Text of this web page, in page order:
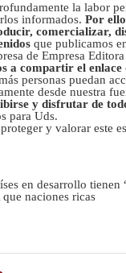
la labor
informados. Por
comercializar,
que publicamos
de Empresa
a compartir el enlace
personas puedan
desde nuestra
y disfrutar de
para Uds.
y valorar este
en desarrollo tienen
naciones ricas